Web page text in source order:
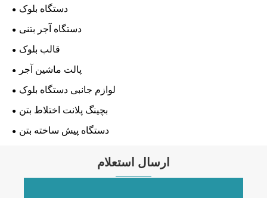
دستگاه بلوک
دستگاه آجر بتنی
قالب بلوک
پالت ماشین آجر
لوازم جانبی دستگاه بلوک
بچینگ پلانت اختلاط بتن
دستگاه پیش ساخته بتن
ارسال استعلام